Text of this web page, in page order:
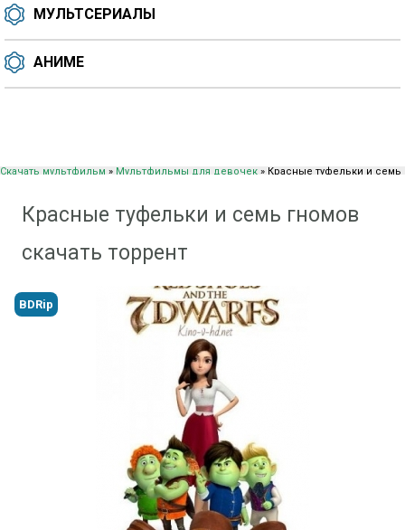
МУЛЬТСЕРИАЛЫ
АНИМЕ
Скачать мультфильм » Мультфильмы для девочек » Красные туфельки и семь
Красные туфельки и семь гномов
скачать торрент
BDRip